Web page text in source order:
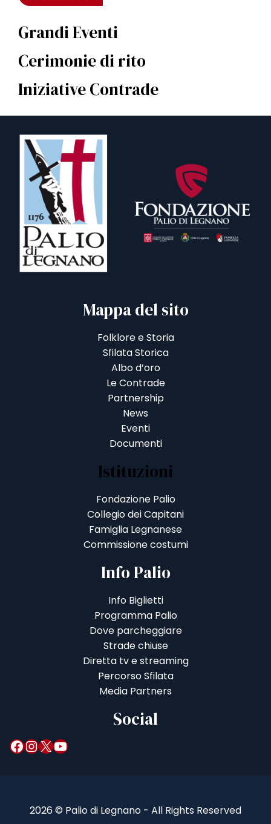
Grandi Eventi
Cerimonie di rito
Iniziative Contrade
Mappa del sito
Folklore e Storia
Sfilata Storica
Albo d’oro
Le Contrade
Partnership
News
Eventi
Documenti
Istituzioni
Fondazione Palio
Collegio dei Capitani
Famiglia Legnanese
Commissione costumi
Info Palio
Info Biglietti
Programma Palio
Dove parcheggiare
Strade chiuse
Diretta tv e streaming
Percorso Sfilata
Media Partners
Social
Facebook InstagramX YouTube
2026 © Palio di Legnano - All Rights Reserved